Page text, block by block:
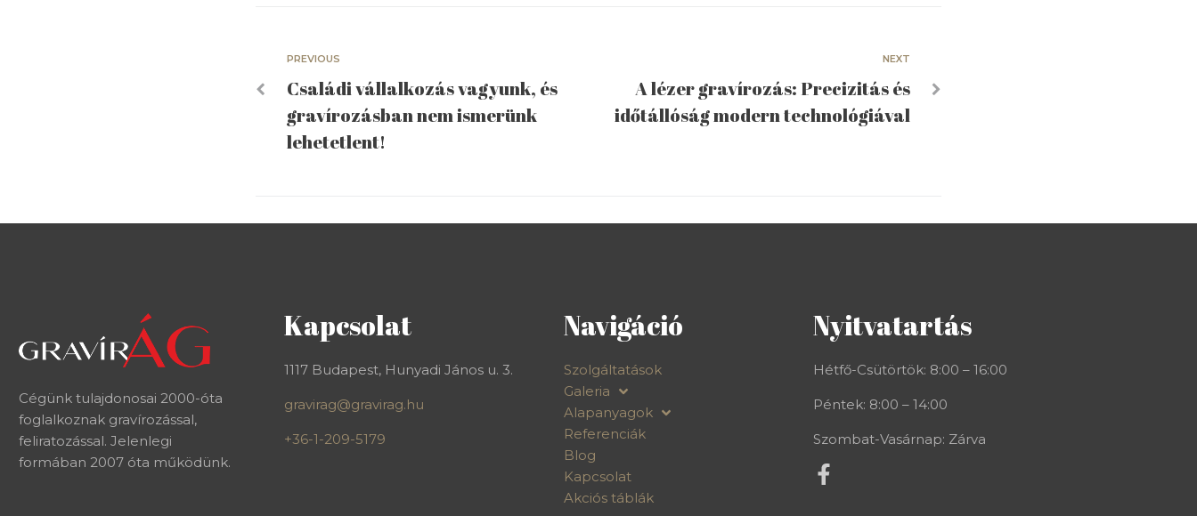
PREVIOUS
Családi vállalkozás vagyunk, és
gravírozásban nem ismerünk
lehetetlent!
NEXT
A lézer gravírozás: Precizitás és
időtállóság modern technológiával
Cégünk tulajdonosai 2000-óta
foglalkoznak gravírozással,
feliratozással. Jelenlegi
formában 2007 óta működünk.
Kapcsolat
1117 Budapest, Hunyadi János u. 3.
gravirag@gravirag.hu
+36-1-209-5179
Navigáció
Szolgáltatások
Galeria
Alapanyagok
Referenciák
Blog
Kapcsolat
Akciós táblák
Nyitvatartás
Hétfő-Csütörtök: 8:00 – 16:00
Péntek: 8:00 – 14:00
Szombat-Vasárnap: Zárva